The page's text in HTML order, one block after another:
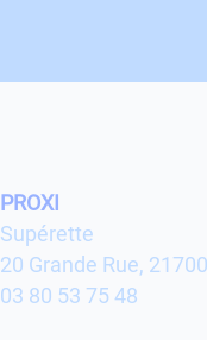
PROXI
Supérette
20 Grande Rue,
03 80 53 75 48